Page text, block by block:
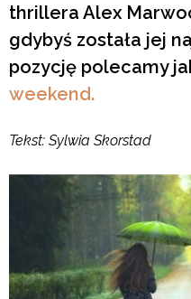
thrillera Alex
gdybyś została jej
pozycję polecamy
weekend.
Tekst: Sylwia Skorstad